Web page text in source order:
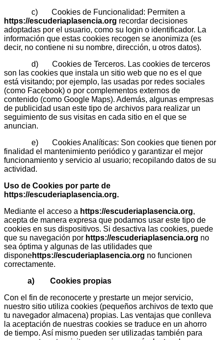
c) Cookies de Funcionalidad: Permiten a
https://escuderiaplasencia.org recordar decisiones
adoptadas por el usuario, como su login o identificador. La
información que estas cookies recogen se anonimiza (es
decir, no contiene ni su nombre, dirección, u otros datos).
d) Cookies de Terceros. Las cookies de terceros
son las cookies que instala un sitio web que no es el que
está visitando; por ejemplo, las usadas por redes sociales
(como Facebook) o por complementos externos de
contenido (como Google Maps). Además, algunas empresas
de publicidad usan este tipo de archivos para realizar un
seguimiento de sus visitas en cada sitio en el que se
anuncian.
e) Cookies Analíticas: Son cookies que tienen por
finalidad el mantenimiento periódico y garantizar el mejor
funcionamiento y servicio al usuario; recopilando datos de su
actividad.
Uso de Cookies por parte de
https://escuderiaplasencia.org.
Mediante el acceso a https://escuderiaplasencia.org,
acepta de manera expresa que podamos usar este tipo de
cookies en sus dispositivos. Si desactiva las cookies, puede
que su navegación por https://escuderiaplasencia.org no
sea óptima y algunas de las utilidades que
disponehttps://escuderiaplasencia.org no funcionen
correctamente.
a) Cookies propias
Con el fin de reconocerte y prestarte un mejor servicio,
nuestro sitio utiliza cookies (pequeños archivos de texto que
tu navegador almacena) propias. Las ventajas que conlleva
la aceptación de nuestras cookies se traduce en un ahorro
de tiempo. Así mismo pueden ser utilizadas también para